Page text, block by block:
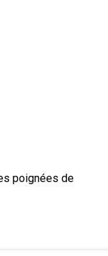
poignées de